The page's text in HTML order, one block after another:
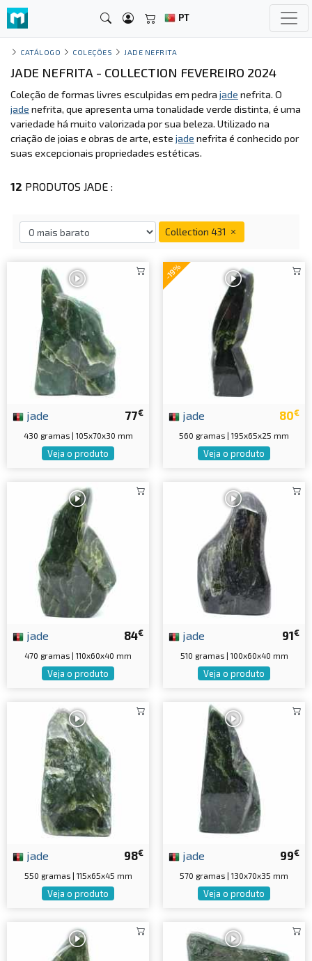
PT
CATÁLOGO COLEÇÕES JADE NEFRITA
JADE NEFRITA - COLLECTION FEVEREIRO 2024
Coleção de formas livres esculpidas em pedra jade nefrita. O
jade nefrita, que apresenta uma tonalidade verde distinta, é uma
variedade há muito valorizada por sua beleza. Utilizado na
criação de joias e obras de arte, este jade nefrita é conhecido por
suas excepcionais propriedades estéticas.
12 PRODUTOS JADE :
Collection 431
77€
jade
430 gramas | 105x70x30 mm
Veja o produto
-19%
80€
jade
560 gramas | 195x65x25 mm
Veja o produto
84€
jade
470 gramas | 110x60x40 mm
Veja o produto
91€
jade
510 gramas | 100x60x40 mm
Veja o produto
98€
jade
550 gramas | 115x65x45 mm
Veja o produto
99€
jade
570 gramas | 130x70x35 mm
Veja o produto